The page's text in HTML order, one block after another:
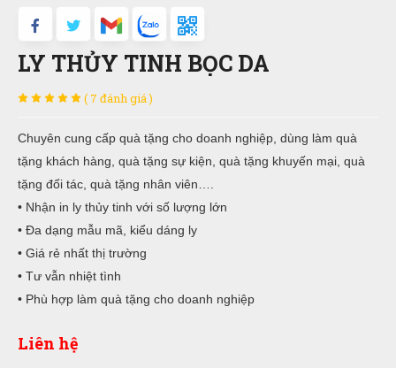
LY THỦY TINH BỌC DA
( 7 đánh giá )
Chuyên cung cấp quà tặng cho doanh nghiệp, dùng làm quà
tặng khách hàng, quà tặng sự kiện, quà tặng khuyến mại, quà
tặng đối tác, quà tặng nhân viên….
• Nhận in ly thủy tinh với số lượng lớn
• Đa dạng mẫu mã, kiểu dáng ly
• Giá rẻ nhất thị trường
• Tư vẫn nhiệt tình
• Phù hợp làm quà tặng cho doanh nghiệp
Liên hệ